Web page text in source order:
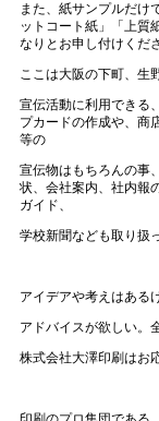
また、紙サンプルだけ
ットコート紙」「上質
なりとお申し付けくだ
ここは大阪の下町、生
宣伝活動に利用できる
プカードの作成や、商
等の
宣伝物はもちろんの事
状、会社案内、社内報
ガイド、
学校新聞なども取り扱
アイデアや考えはある
アドバイスが欲しい。
株式会社大澤印刷はお